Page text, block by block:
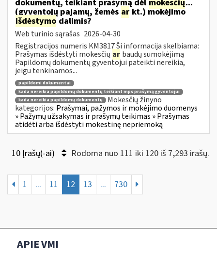
dokumentų, teikiant prašymą dėl mokesčių...
(gyventojų pajamų, žemės ar kt.) mokėjimo
išdėstymo dalimis?
Web turinio sąrašas 2026-04-30
Registracijos numeris KM3817 Ši informacija skelbiama:
Prašymas išdėstyti mokesčių ar baudų sumokėjimą
Papildomų dokumentų gyventojui pateikti nereikia,
jeigu tenkinamos...
papildomi dokumentai
kada nereikia papildomų dokumentų teikiant mps prašymą gyventojui
kada nereikia papildomų dokumentų
Mokesčių žinyno
kategorijos: Prašymai, pažymos ir mokėjimo duomenys
» Pažymų užsakymas ir prašymų teikimas » Prašymas
atidėti arba išdėstyti mokestinę nepriemoką
10 Įrašų(-ai) Rodoma nuo 111 iki 120 iš 7,293 irašų.
1 ... 11 12 13 ... 730
APIE VMI